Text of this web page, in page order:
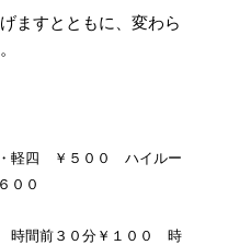
ますとともに、変わら
軽四 ￥５００ ハイルー
００
時間前３０分￥１００ 時